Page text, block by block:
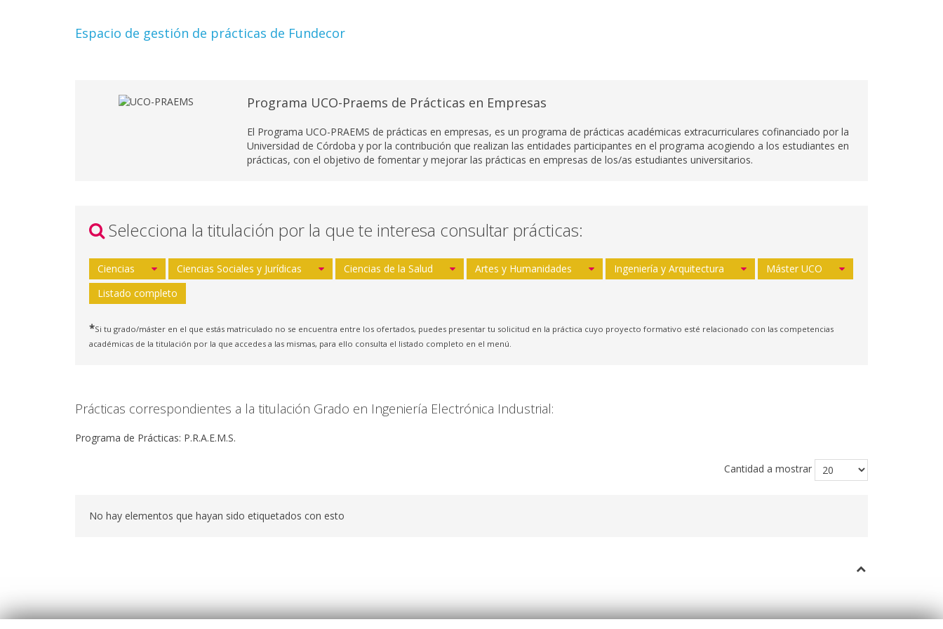
Espacio de gestión de prácticas de Fundecor
Programa UCO-Praems de Prácticas en Empresas
El Programa UCO-PRAEMS de prácticas en empresas, es un programa de prácticas académicas extracurriculares cofinanciado por la
Universidad de Córdoba y por la contribución que realizan las entidades participantes en el programa acogiendo a los estudiantes en
prácticas, con el objetivo de fomentar y mejorar las prácticas en empresas de los/as estudiantes universitarios.
Selecciona la titulación por la que te interesa consultar prácticas:
Ciencias Ciencias Sociales y Jurídicas Ciencias de la Salud Artes y Humanidades Ingeniería y Arquitectura
Máster UCO
Listado completo
*Si tu grado/máster en el que estás matriculado no se encuentra entre los ofertados, puedes presentar tu solicitud en la práctica cuyo proyecto formativo esté relacionado con las competencias
académicas de la titulación por la que accedes a las mismas, para ello consulta el listado completo en el menú.
Prácticas correspondientes a la titulación Grado en Ingeniería Electrónica Industrial:
Programa de Prácticas: P.R.A.E.M.S.
Cantidad a mostrar
No hay elementos que hayan sido etiquetados con esto